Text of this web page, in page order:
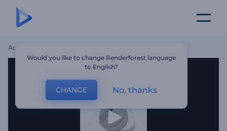
Accueil
Would you like to change Renderforest language
to English?
CHANGE No, thanks